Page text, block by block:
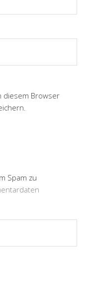
diesem Browser
Spam zu